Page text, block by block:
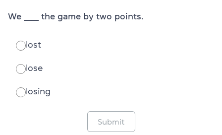
We ______ the game by two points.
lost
lose
losing
Submit